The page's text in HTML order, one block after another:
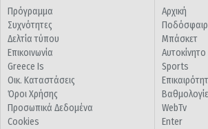
Πρόγραμμα
Συχνότητες
Δελτία τύπου
Επικοινωνία
Greece Is
Οικ. Καταστάσεις
Όροι Χρήσης
Προσωπικά Δεδομένα
Cookies
Αρχική
Μπάσκετ
Αυτοκίνητο
Sports
WebTv
Enter